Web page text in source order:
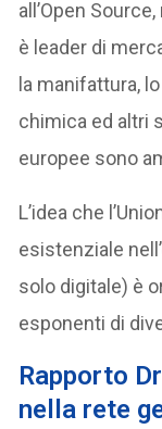
all’Open
è leader di
la manifattura,
chimica ed altri
europee sono
L’idea che
esistenziale
solo digitale) è
esponenti di
Rapporto
nella rete